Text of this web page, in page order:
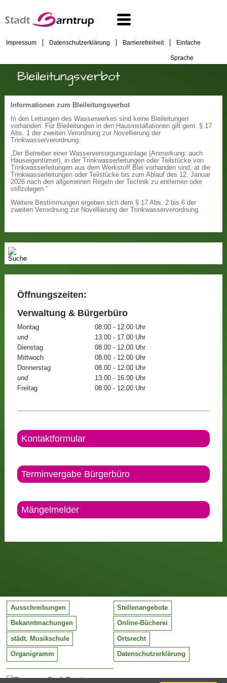
Impressum Datenschutzerklärung Barrierefreiheit Einfache
Sprache
Bleileitungsverbot
Informationen zum Bleileitungsverbot
In den Leitungen des Wasserwerkes sind keine Bleileitungen
vorhanden. Für Bleileitungen in den Hausinstallationen gilt gem. § 17
Abs. 1 der zweiten Verordnung zur Novellierung der
Trinkwasserverordnung:
„Der Betreiber einer Wasserversorgungsanlage (Anmerkung: auch
Hauseigentümer), in der Trinkwasserleitungen oder Teilstücke von
Trinkwasserleitungen aus dem Werkstoff Blei vorhanden sind, at die
Trinkwasserleitungen oder Teilstücke bis zum Ablauf des 12. Januar
2026 nach den allgemeinen Regeln der Technik zu entfernen oder
stillzulegen.“
Weitere Bestimmungen ergeben sich dem § 17 Abs. 2 bis 6 der
zweiten Verordnung zur Novellierung der Trinkwasserverordnung.
Öffnungszeiten:
Verwaltung & Bürgerbüro
Montag
08.00 - 12.00 Uhr
und
13.00 - 17.00 Uhr
Dienstag
08.00 - 12.00 Uhr
Mittwoch
08.00 - 12.00 Uhr
Donnerstag
08.00 - 12.00 Uhr
und
13.00 - 16.00 Uhr
Freitag
08.00 - 12:00 Uhr
Kontaktformular
Terminvergabe Bürgerbüro
Mängelmelder
Stadt Barntrup
Ausschreibungen Stellenangebote
Bekanntmachungen Online-Bücherei
städt. Musikschule Ortsrecht
Organigramm Datenschutzerklärung